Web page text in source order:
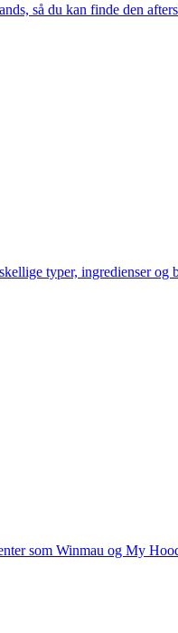
så du kan finde den
typer, ingredienser og
som Winmau og My